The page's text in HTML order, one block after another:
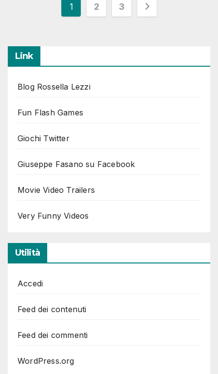
Paginazione
1 2 3
Link
Blog Rossella Lezzi
Fun Flash Games
Giochi Twitter
Giuseppe Fasano su Facebook
Movie Video Trailers
Very Funny Videos
Utilità
Accedi
Feed dei contenuti
Feed dei commenti
WordPress.org